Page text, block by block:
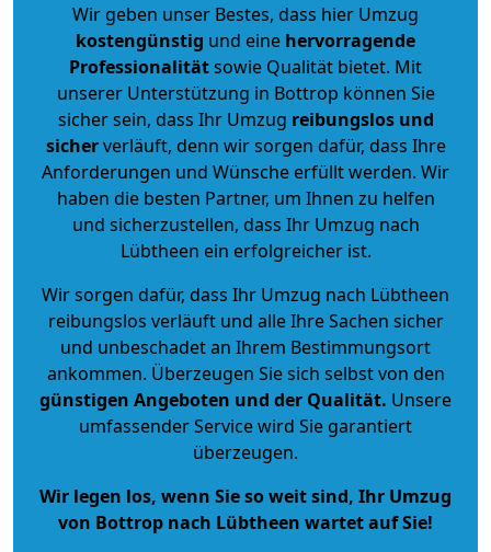
Wir geben unser Bestes, dass hier Umzug
kostengünstig und eine hervorragende
Professionalitätsowie Qualität bietet. Mit
unserer Unterstützung in Bottrop können Sie
sicher sein, dass Ihr Umzug reibungslos und
sicherverläuft, denn wir sorgen dafür, dass Ihre
Anforderungen und Wünsche erfüllt werden. Wir
haben die besten Partner, um Ihnen zu helfen
und sicherzustellen, dass Ihr Umzug nach
Lübtheen ein erfolgreicher ist.
Wir sorgen dafür, dass Ihr Umzug nach Lübtheen
reibungslos verläuft und alle Ihre Sachen sicher
und unbeschadet an Ihrem Bestimmungsort
ankommen. Überzeugen Sie sich selbst von den
günstigen Angeboten und der Qualität. Unsere
umfassender Service wird Sie garantiert
überzeugen.
Wir legen los, wenn Sie so weit sind, Ihr Umzug
von Bottrop nach Lübtheen wartet auf Sie!